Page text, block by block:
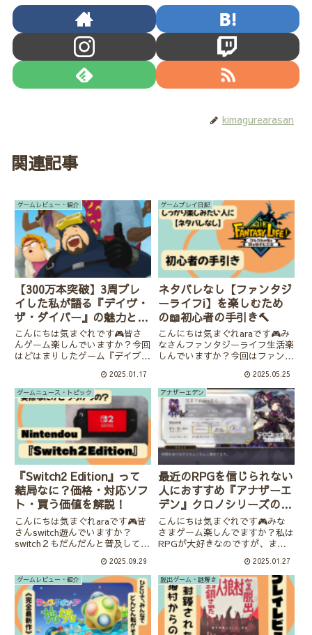
kimagurearasan
関連記事
ゲームレビュー・紹介
【300万本突破】3周プレ
イした私が語る『デイヴ・
ザ・ダイバー』の魅力とハ
マる理由
こんにちは気まぐれです🎮皆さ
んゲーム楽しんでいますか？今回
はどはまりしたゲーム『デイブ・
ションとシュミレーションのいい
とこどりでいろんなゲームをする
人には刺さるはず！！インディー
ズなのに300万本売れた理由が
わ...
2025.01.17
ゲームプレイ日記
ネタバレなし【ファンタジ
ーライフi】を楽しむため
の📖初心者の手引き🔨
こんにちは気まぐれaraです🎮み
なさんファンタジーライフ生活楽
しんでいますか？今回はファンタ
て、後で「知っておきたかった」
と感じるポイントを紹介していき
ます。楽しむことを重視している
ので、スピード重視のひとに向
き...
2025.05.25
ゲームニュース・トピック
『Switch2 Edition』って
結局なに？価格・対応ソフ
ト・買う価値を解説！
こんにちは気まぐれaraです🎮皆
さんswitch遊んでいますか？
switch２もだんだんと普及してき
販売からプレイ状況などを踏まえ
ての招待販売に変化しました。今
後もどんどん普及率が上がるので
はないか...
2025.09.29
アナザーエデン
最近のRPGを信じられない
人におすすめ『アナザーエ
デン』クロノシリーズの３
作目と言われるゲーム
こんにちは気まぐれです🎮みな
さまゲーム楽しんでますか？私は
RPGが大好きなのですが、まと
まないのが悩みです。そこでご紹
介するのが！(通販みたい)『アナ
ザー・エデン～時空を超える猫』
です！モバイルゲームですが、
期...
2025.01.27
ゲームレビュー・紹介 脱出ゲーム・謎解き